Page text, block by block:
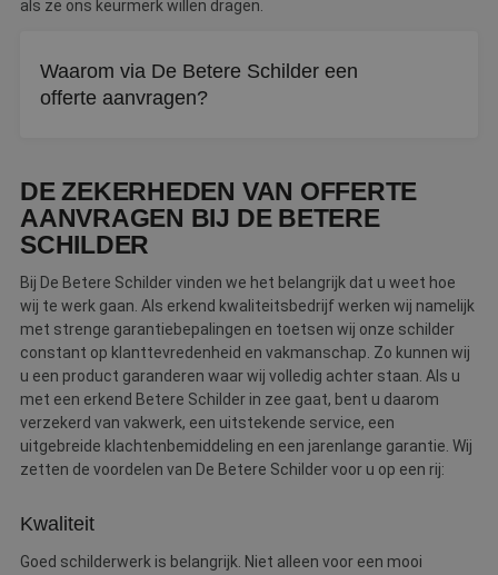
als ze ons keurmerk willen dragen.
Waarom via De Betere Schilder een
offerte aanvragen?
uitstekende service en het lage btw-tarief van 9%.
DE ZEKERHEDEN VAN OFFERTE
AANVRAGEN BIJ DE BETERE
SCHILDER
Bij De Betere Schilder vinden we het belangrijk dat u weet hoe
wij te werk gaan. Als erkend kwaliteitsbedrijf werken wij namelijk
met strenge garantiebepalingen en toetsen wij onze schilder
constant op klanttevredenheid en vakmanschap. Zo kunnen wij
u een product garanderen waar wij volledig achter staan. Als u
met een erkend Betere Schilder in zee gaat, bent u daarom
verzekerd van vakwerk, een uitstekende service, een
uitgebreide klachtenbemiddeling en een jarenlange garantie. Wij
zetten de voordelen van De Betere Schilder voor u op een rij:
Kwaliteit
Goed schilderwerk is belangrijk. Niet alleen voor een mooi